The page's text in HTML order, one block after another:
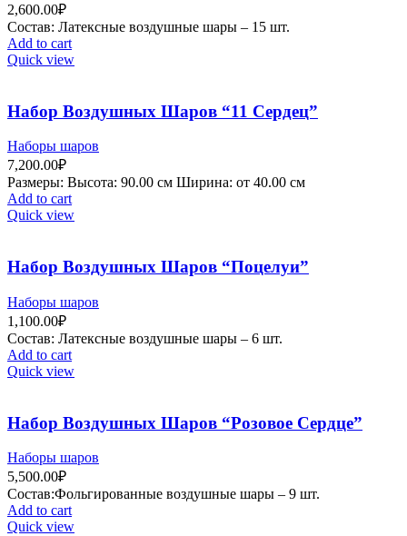
2,600.00₽
Состав: Латексные воздушные шары – 15 шт.
Add to cart
Quick view
Набор Воздушных Шаров “11 Сердец”
Наборы шаров
7,200.00₽
Рaзмеры: Высота: 90.00 см Ширина: от 40.00 см
Add to cart
Quick view
Набор Воздушных Шаров “Поцелуи”
Наборы шаров
1,100.00₽
Состав: Латексные воздушные шары – 6 шт.
Add to cart
Quick view
Набор Воздушных Шаров “Розовое Сердце”
Наборы шаров
5,500.00₽
Состав:Фольгированные воздушные шары – 9 шт.
Add to cart
Quick view